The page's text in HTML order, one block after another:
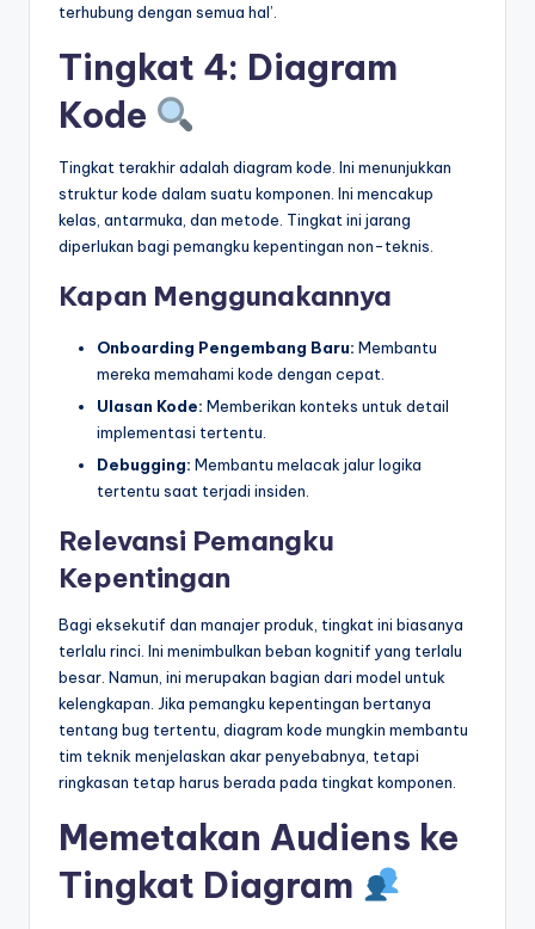
terhubung dengan semua hal’.
Tingkat 4: Diagram
Kode
Tingkat terakhir adalah diagram kode. Ini menunjukkan
struktur kode dalam suatu komponen. Ini mencakup
kelas, antarmuka, dan metode. Tingkat ini jarang
diperlukan bagi pemangku kepentingan non-teknis.
Kapan Menggunakannya
Onboarding Pengembang Baru: Membantu
mereka memahami kode dengan cepat.
Ulasan Kode: Memberikan konteks untuk detail
implementasi tertentu.
Debugging: Membantu melacak jalur logika
tertentu saat terjadi insiden.
Relevansi Pemangku
Kepentingan
Bagi eksekutif dan manajer produk, tingkat ini biasanya
terlalu rinci. Ini menimbulkan beban kognitif yang terlalu
besar. Namun, ini merupakan bagian dari model untuk
kelengkapan. Jika pemangku kepentingan bertanya
tentang bug tertentu, diagram kode mungkin membantu
tim teknik menjelaskan akar penyebabnya, tetapi
ringkasan tetap harus berada pada tingkat komponen.
Memetakan Audiens ke
Tingkat Diagram